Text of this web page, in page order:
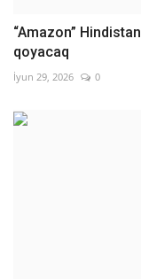
“Amazon”
qoyacaq
İyun 29, 2026 0